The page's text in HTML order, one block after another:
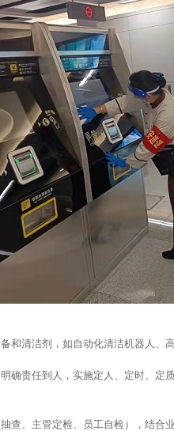
剂，如自动化清洁机器人、高压水枪等
到人，实施定人、定时、定质、定量
抽查、主管定检、员工自检），结